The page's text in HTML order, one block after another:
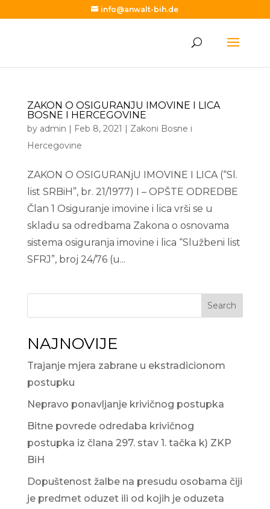
info@anwalt-bih.de
ZAKON O OSIGURANJU IMOVINE I LICA
BOSNE I HERCEGOVINE
by admin | Feb 8, 2021 | Zakoni Bosne i
Hercegovine
ZAKON O OSIGURANjU IMOVINE I LICA (“Sl.
list SRBiH”, br. 21/1977) I – OPŠTE ODREDBE
Član 1 Osiguranje imovine i lica vrši se u
skladu sa odredbama Zakona o osnovama
sistema osiguranja imovine i lica “Službeni list
SFRJ”, broj 24/76 (u...
Search
NAJNOVIJE
Trajanje mjera zabrane u ekstradicionom
postupku
Nepravo ponavljanje krivičnog postupka
Bitne povrede odredaba krivičnog
postupka iz člana 297. stav 1. tačka k) ZKP
BiH
Dopuštenost žalbe na presudu osobama čiji
je predmet oduzet ili od kojih je oduzeta